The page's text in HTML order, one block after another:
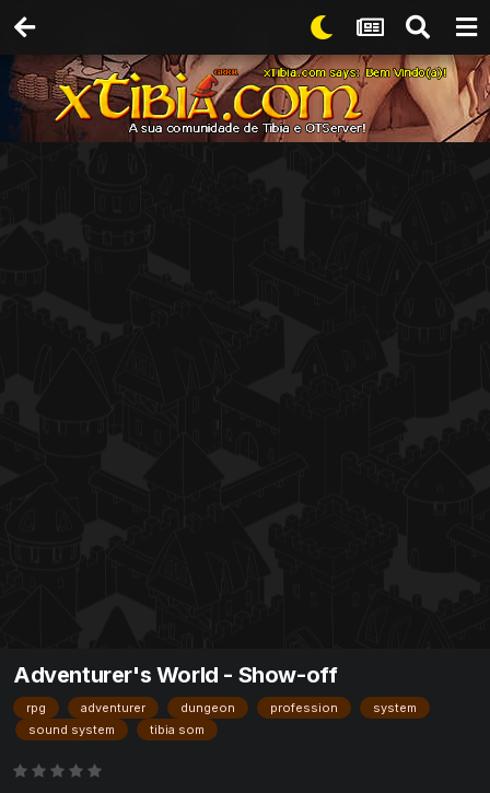
Adventurer's World - Show-off
rpg adventurer dungeon profession
system
sound system
tibia som